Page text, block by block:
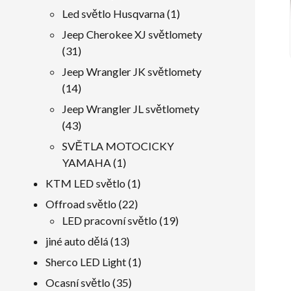
Led světlo Husqvarna 11
produkt
Jeep Cherokee XJ světlomety
3131
produkty
Jeep Wrangler JK světlomety
1414
produkty
Jeep Wrangler JL světlomety
4343
produkty
SVĚTLA MOTOCICKY
YAMAHA 11
produkt
KTM LED světlo 11
produkt
Offroad světlo 2222
produkty
LED pracovní světlo 1919
jiné auto dělá 1313
produkty
Sherco LED Light 11
Ocasní světlo 3535